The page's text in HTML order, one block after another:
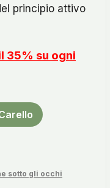
principio attivo
35% su ogni
sotto gli occhi